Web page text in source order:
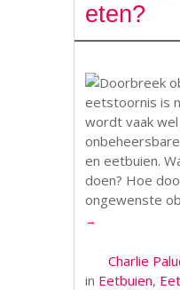
eten?
eetstoornis is
wordt vaak
en eetbuien.
doen? Hoe
ongewenste
→
Charlie
in Eetbuien,